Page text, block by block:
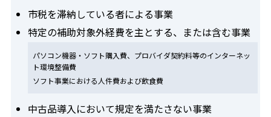
市税を滞納している者による事業
特定の補助対象外経費を主とする、または含む事業
パソコン機器・ソフト購入費、プロバイダ契約料等のインターネッ
ト環境整備費
ソフト事業における人件費および飲食費
中古品導入において規定を満たさない事業